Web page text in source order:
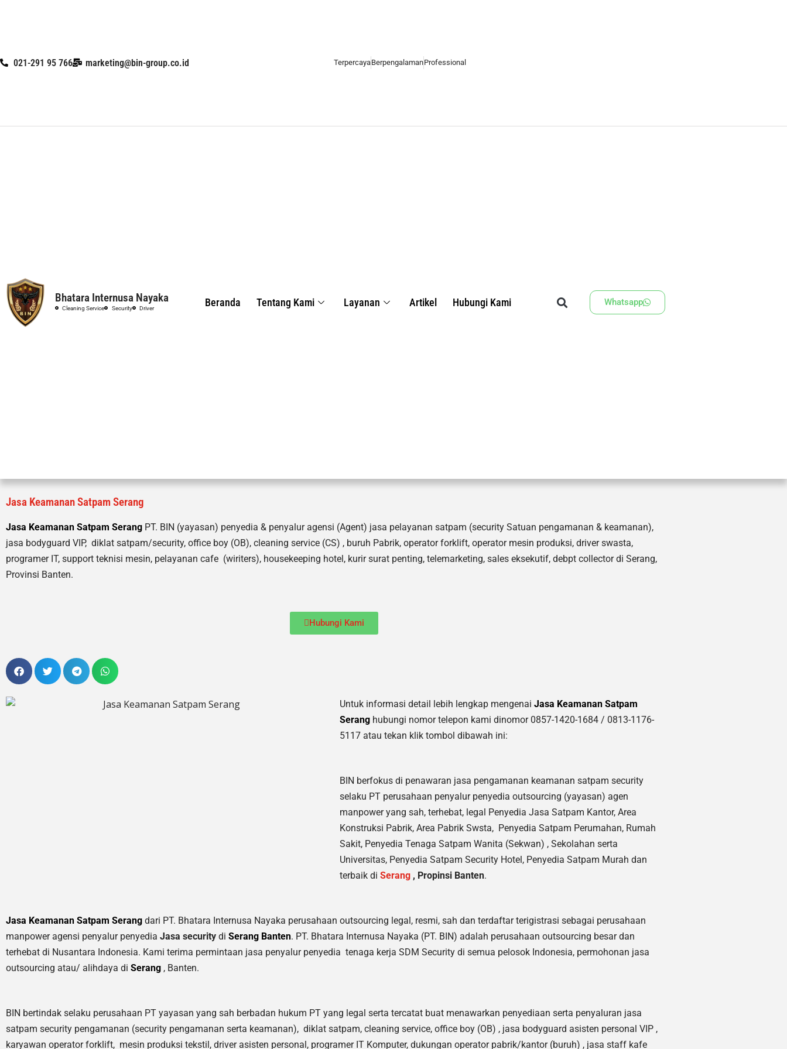
content
021-291 95 766 marketing@bin-group.co.id TerpercayaBerpengalamanProfessional
Bhatara Internusa Nayaka
Cleaning Service Security Driver Beranda Tentang Kami Layanan Artikel Hubungi Kami Whatsapp
Jasa Keamanan Satpam Serang
Jasa Keamanan Satpam Serang PT. BIN (yayasan) penyedia & penyalur agensi (Agent) jasa pelayanan satpam (security Satuan pengamanan & keamanan),
jasa bodyguard VIP, diklat satpam/security, office boy (OB), cleaning service (CS) , buruh Pabrik, operator forklift, operator mesin produksi, driver swasta,
programer IT, support teknisi mesin, pelayanan cafe (wiriters), housekeeping hotel, kurir surat penting, telemarketing, sales eksekutif, debpt collector di Serang,
Provinsi Banten.
Hubungi Kami
Untuk informasi detail lebih lengkap mengenai Jasa Keamanan Satpam
Serang hubungi nomor telepon kami dinomor 0857-1420-1684 / 0813-1176-
5117 atau tekan klik tombol dibawah ini:
BIN berfokus di penawaran jasa pengamanan keamanan satpam security
selaku PT perusahaan penyalur penyedia outsourcing (yayasan) agen
manpower yang sah, terhebat, legal Penyedia Jasa Satpam Kantor, Area
Konstruksi Pabrik, Area Pabrik Swsta, Penyedia Satpam Perumahan, Rumah
Sakit, Penyedia Tenaga Satpam Wanita (Sekwan) , Sekolahan serta
Universitas, Penyedia Satpam Security Hotel, Penyedia Satpam Murah dan
terbaik di Serang , Propinsi Banten.
Jasa Keamanan Satpam Serang dari PT. Bhatara Internusa Nayaka perusahaan outsourcing legal, resmi, sah dan terdaftar terigistrasi sebagai perusahaan
manpower agensi penyalur penyedia Jasa security di Serang Banten. PT. Bhatara Internusa Nayaka (PT. BIN) adalah perusahaan outsourcing besar dan
terhebat di Nusantara Indonesia. Kami terima permintaan jasa penyalur penyedia tenaga kerja SDM Security di semua pelosok Indonesia, permohonan jasa
outsourcing atau/ alihdaya di Serang , Banten.
BIN bertindak selaku perusahaan PT yayasan yang sah berbadan hukum PT yang legal serta tercatat buat menawarkan penyediaan serta penyaluran jasa
satpam security pengamanan (security pengamanan serta keamanan), diklat satpam, cleaning service, office boy (OB) , jasa bodyguard asisten personal VIP ,
karyawan operator forklift, mesin produksi tekstil, driver asisten personal, programer IT Komputer, dukungan operator pabrik/kantor (buruh) , jasa staff kafe